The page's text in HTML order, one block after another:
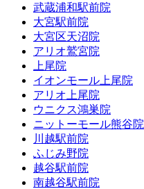
武蔵浦和駅前院
大宮駅前院
大宮区天沼院
アリオ鷲宮院
上尾院
イオンモール上尾院
アリオ上尾院
ウニクス鴻巣院
ニットーモール熊谷院
川越駅前院
ふじみ野院
越谷駅前院
南越谷駅前院